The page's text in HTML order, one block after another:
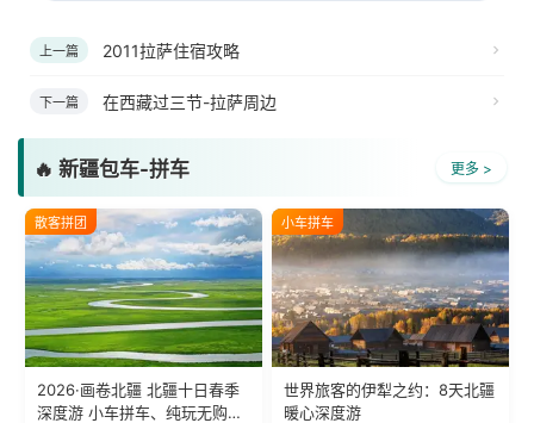
上一篇 2011拉萨住宿攻略
下一篇 在西藏过三节-拉萨周边
🔥 新疆包车-拼车 更多 >
散客拼团
2026·画卷北疆 北疆十日春季
深度游 小车拼车、纯玩无购
小车拼车
世界旅客的伊犁之约：8天北疆
暖心深度游